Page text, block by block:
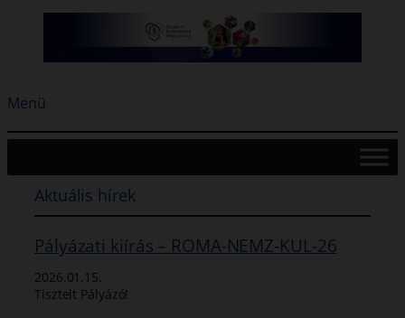
Menü
Aktuális hírek
Pályázati kiírás – ROMA-NEMZ-KUL-26
2026.01.15.
Tisztelt Pályázó!